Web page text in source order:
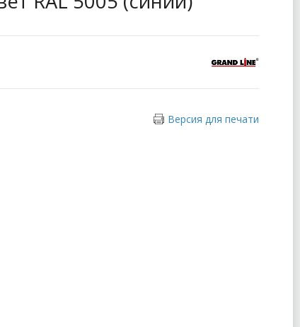
Версия для печати